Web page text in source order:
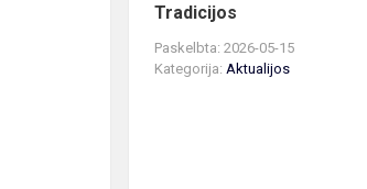
Tradicijos
Paskelbta: 2026-05-15
Kategorija: Aktualijos